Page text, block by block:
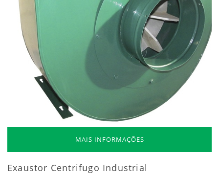
MAIS INFORMAÇÕES
Exaustor Centrifugo Industrial